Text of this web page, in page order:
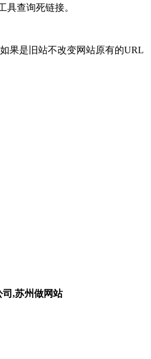
工具查询死链接。
果是旧站不改变网站原有的URL
司,苏州做网站